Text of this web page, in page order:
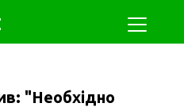
"Необхідно